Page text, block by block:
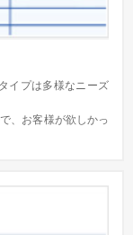
イプは多様なニーズ
、お客様が欲しかっ